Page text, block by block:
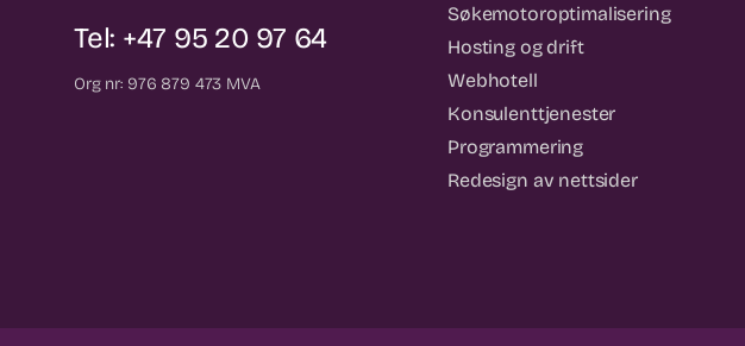
Tel: +47 95 20 97 64
Org nr: 976 879 473 MVA
Søkemotoroptimalisering
Hosting og drift
Webhotell
Konsulenttjenester
Programmering
Redesign av nettsider